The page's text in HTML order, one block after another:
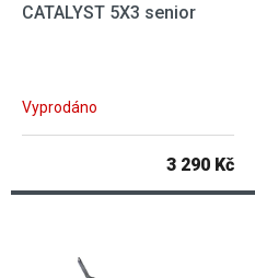
CATALYST 5X3 senior
Vyprodáno
3 290 Kč